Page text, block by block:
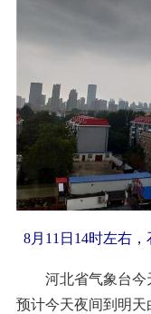
8月11日14时左右
河北省气象台今天
预计今天夜间到明